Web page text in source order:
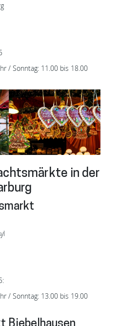
/ Sonntag: 11.00 bis 18.00
in der
/ Sonntag: 13.00 bis 19.00